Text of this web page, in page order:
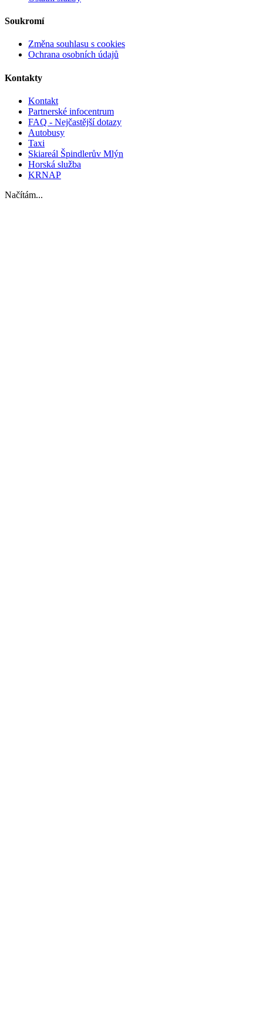
Soukromí
Změna souhlasu s cookies
Ochrana osobních údajů
Kontakty
Kontakt
Partnerské infocentrum
FAQ - Nejčastější dotazy
Autobusy
Taxi
Skiareál Špindlerův Mlýn
Horská služba
KRNAP
Načítám...